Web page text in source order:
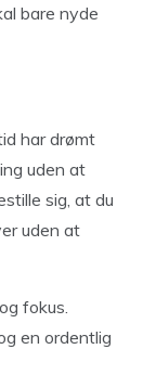
bare nyde
har drømt
uden at
sig, at du
uden at
fokus.
en ordentlig